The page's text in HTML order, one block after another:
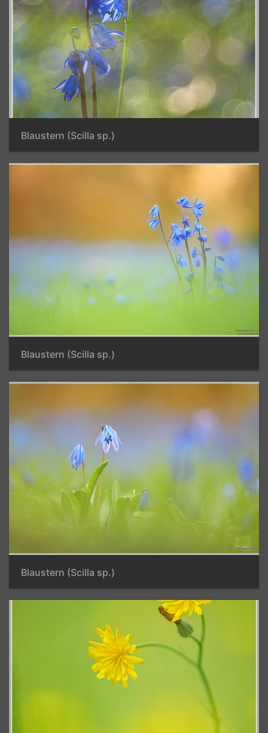
Blaustern (Scilla sp.)
Blaustern (Scilla sp.)
Blaustern (Scilla sp.)